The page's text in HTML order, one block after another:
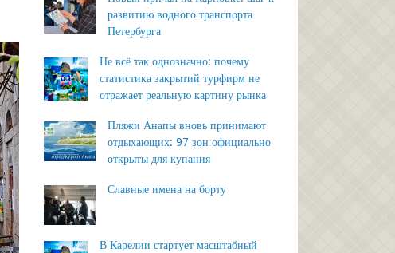
развитию водного транспорта
Петербурга
Не всё так однозначно: почему
статистика закрытий турфирм не
отражает реальную картину рынка
Пляжи Анапы вновь принимают
отдыхающих: 97 зон официально
открыты для купания
Славные имена на борту
В Карелии стартует масштабный